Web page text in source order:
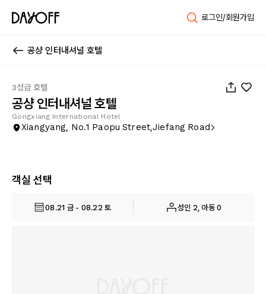
로그인/회원가입
공샹 인터내셔널 호텔
3성급 호텔
공샹 인터내셔널 호텔
Gongxiang International Hotel
Xiangyang, No.1 Paopu Street,Jiefang Road
객실 선택
08.21 금 - 08.22 토 성인 2, 아동 0